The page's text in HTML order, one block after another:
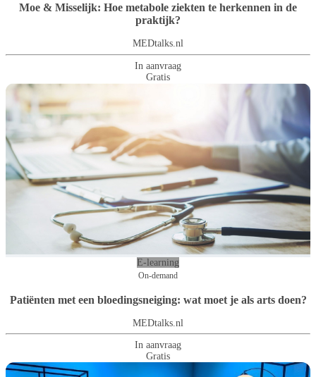
Moe & Misselijk: Hoe metabole ziekten te herkennen in de
praktijk?
MEDtalks.nl
In aanvraag
Gratis
E-learning
On-demand
Patiënten met een bloedingsneiging: wat moet je als arts doen?
MEDtalks.nl
In aanvraag
Gratis